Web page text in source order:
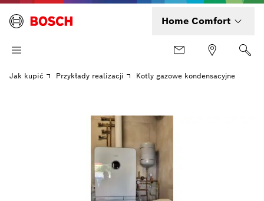
Home Comfort
Jak kupić Przykłady realizacji Kotly gazowe kondensacyjne